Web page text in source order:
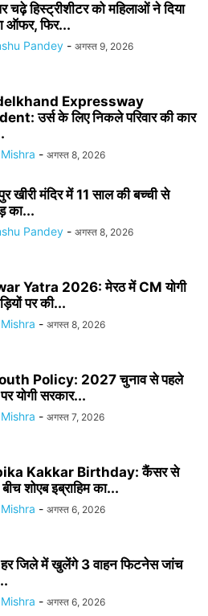
चढ़े हिस्ट्रीशीटर को महिलाओं ने दिया
ऑफर, फिर...
Pandey - अगस्त 9, 2026
Expressway
उर्स के लिए निकले परिवार की कार
- अगस्त 8, 2026
खीरी मंदिर में 11 साल की बच्ची से
का...
Pandey - अगस्त 8, 2026
Yatra 2026: मेरठ में CM योगी
पर की...
- अगस्त 8, 2026
Policy: 2027 चुनाव से पहले
योगी सरकार...
- अगस्त 7, 2026
Kakkar Birthday: कैंसर से
शोएब इब्राहिम का...
- अगस्त 6, 2026
जिले में खुलेंगे 3 वाहन फिटनेस जांच
- अगस्त 6, 2026